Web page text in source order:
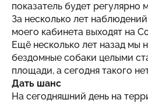
показатель будет регулярно
За несколько лет
моего кабинета выходят на
Ещё несколько лет назад мы
бездомные собаки целыми
площади, а сегодня такого
Дать шанс
На сегодняшний день на